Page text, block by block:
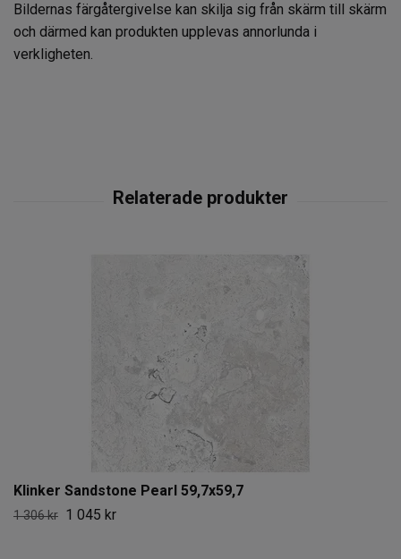
Bildernas färgåtergivelse kan skilja sig från skärm till skärm
och därmed kan produkten upplevas annorlunda i
verkligheten.
Klinker Sandstone Pearl 59,7x59,7
1 306 kr 1 045 kr